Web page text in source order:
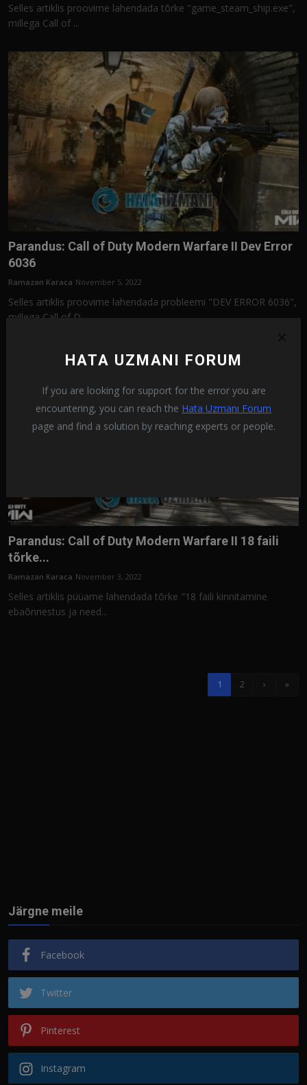
HATA UZMANI FORUM
If you are looking for support for the error you are
encountering, you can reach the Hata Uzmanı Forum
page and find a solution by reaching experts or people.
Selles artiklis proovime lahendada tõrke "game_steam_ship.exe",
millega Call of ...
Parandus: Call of Duty Modern Warfare II Dev Error
6036
Ramazan Karaca November 5, 2022
Selles artiklis proovime lahendada probleemi "DEV ERROR 6036",
millega Call of D...
Parandus: Call of Duty Modern Warfare II 18 faili
tõrke...
Ramazan Karaca November 3, 2022
Selles artiklis püüame lahendada tõrke "18 faili kinnitamine
ebaõnnestus ja need...
1 2 › »
Järgne meile
Facebook
Twitter
Pinterest
Instagram